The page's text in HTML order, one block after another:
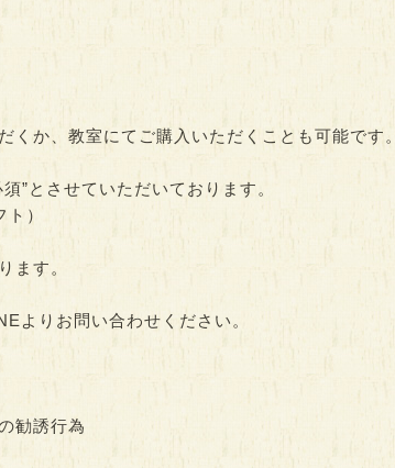
か、教室にてご購入いただくことも可能です。
”とさせていただいております。
）
ます。
よりお問い合わせください。
勧誘行為